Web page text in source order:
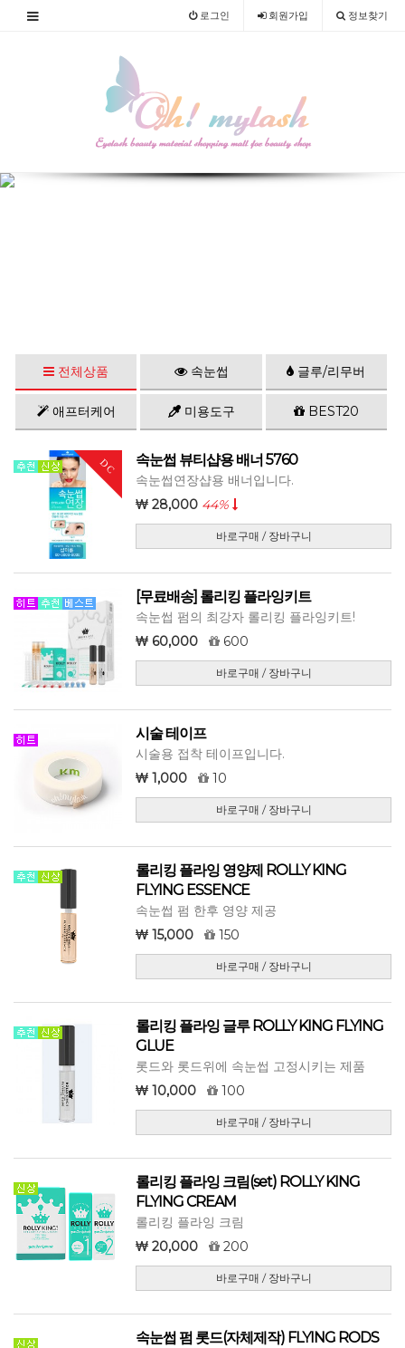
로그인 회원가입 정보찾기
전체상품 속눈썹 글루/리무버
애프터케어 미용도구 BEST20
DC 속눈썹 뷰티샵용 배너 5760
속눈썹연장샵용 배너입니다.
28,000 44%
바로구매 / 장바구니
[무료배송] 롤리킹 플라잉키트
속눈썹 펌의 최강자 롤리킹 플라잉키트!
60,000
600
바로구매 / 장바구니
시술 테이프
시술용 접착 테이프입니다.
1,000
10
바로구매 / 장바구니
롤리킹 플라잉 영양제 ROLLY KING
FLYING ESSENCE
속눈썹 펌 한후 영양 제공
15,000
150
바로구매 / 장바구니
롤리킹 플라잉 글루 ROLLY KING FLYING
GLUE
롯드와 롯드위에 속눈썹 고정시키는 제품
10,000
100
바로구매 / 장바구니
롤리킹 플라잉 크림(set) ROLLY KING
FLYING CREAM
롤리킹 플라잉 크림
20,000
200
바로구매 / 장바구니
속눈썹 펌 롯드(자체제작) FLYING RODS